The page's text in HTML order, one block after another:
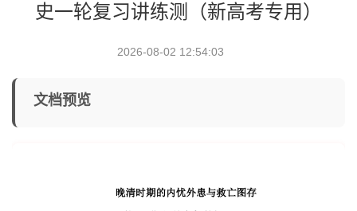
史一轮复习讲练测（新高考专用）
2026-08-02 12:54:03
文档预览